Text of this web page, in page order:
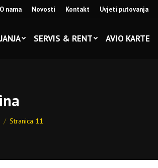
O nama Novosti Kontakt Uvjeti putovanja
SERVIS & RENT AVIO KARTE
Stranica 11